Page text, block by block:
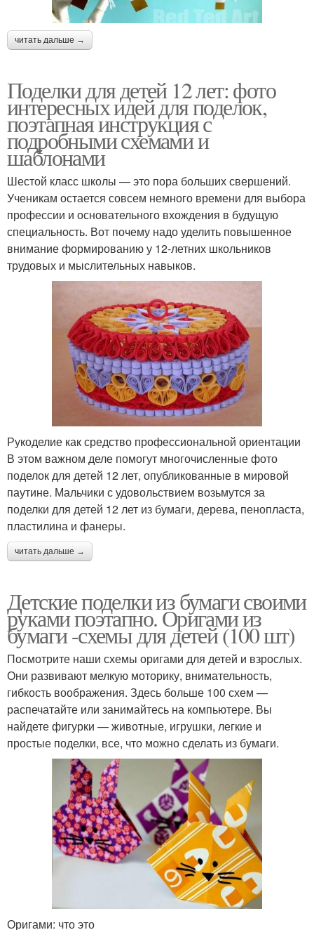
читать дальше →
Поделки для детей 12 лет: фото
интересных идей для поделок,
поэтапная инструкция с
подробными схемами и
шаблонами
Шестой класс школы — это пора больших свершений.
Ученикам остается совсем немного времени для выбора
профессии и основательного вхождения в будущую
специальность. Вот почему надо уделить повышенное
внимание формированию у 12-летних школьников
трудовых и мыслительных навыков.
Рукоделие как средство профессиональной ориентации
В этом важном деле помогут многочисленные фото
поделок для детей 12 лет, опубликованные в мировой
паутине. Мальчики с удовольствием возьмутся за
поделки для детей 12 лет из бумаги, дерева, пенопласта,
пластилина и фанеры.
читать дальше →
Детские поделки из бумаги своими
руками поэтапно. Оригами из
бумаги -схемы для детей (100 шт)
Посмотрите наши схемы оригами для детей и взрослых.
Они развивают мелкую моторику, внимательность,
гибкость воображения. Здесь больше 100 схем —
распечатайте или занимайтесь на компьютере. Вы
найдете фигурки — животные, игрушки, легкие и
простые поделки, все, что можно сделать из бумаги.
Оригами: что это